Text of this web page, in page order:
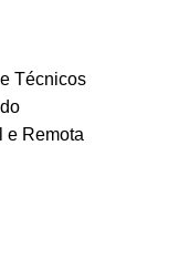
Técnicos
e Remota